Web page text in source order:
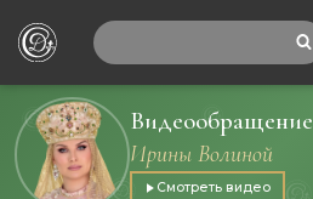
Видеообращение
Ирины Волиной
Смотреть видео